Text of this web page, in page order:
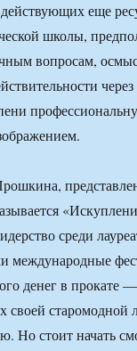
еще
школы,
вопросам,
среди
международные
денег в прокате
своей старомодной
Но стоит начать